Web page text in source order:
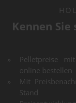
Kennen
Pelletpreise
online bestellen
Mit
Stand